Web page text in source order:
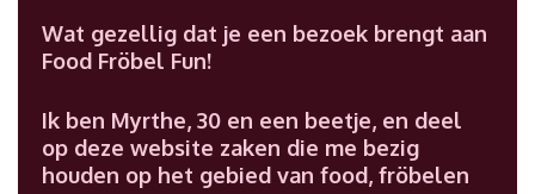
Wat gezellig dat je een bezoek brengt aan
Food Fröbel Fun!
Ik ben Myrthe, 30 en een beetje, en deel
op deze website zaken die me bezig
houden op het gebied van food, fröbelen